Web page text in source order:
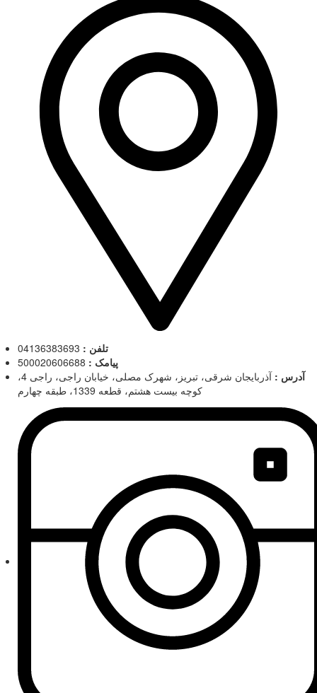
تلفن :
پیامک :
آدرس :
آذربایجان شرقی، تبریز، شهرک مصلی، خیابان راجی، راجی 4،
کوچه بیست هشتم، قطعه 1339، طبقه چهارم